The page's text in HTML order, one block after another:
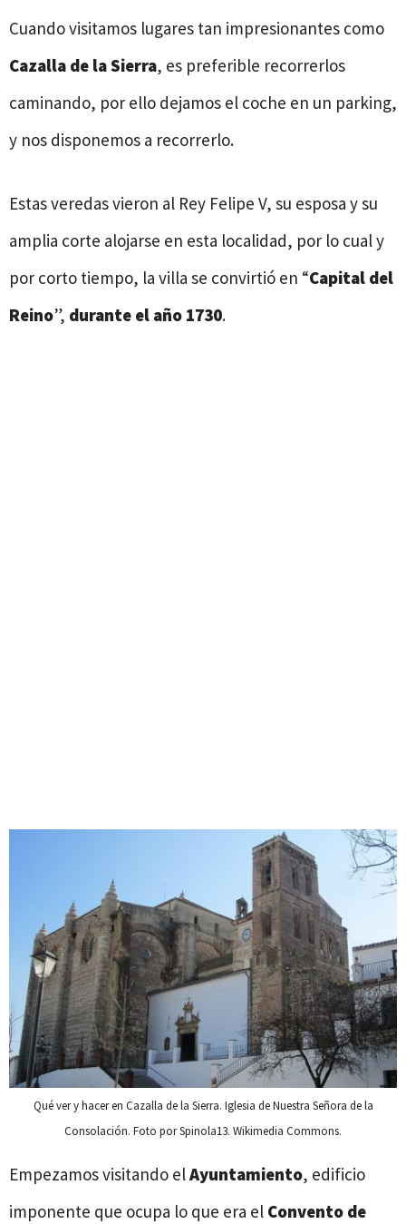
Cuando visitamos lugares tan impresionantes como
Cazalla de la Sierra, es preferible recorrerlos
caminando, por ello dejamos el coche en un parking,
y nos disponemos a recorrerlo.
Estas veredas vieron al Rey Felipe V, su esposa y su
amplia corte alojarse en esta localidad, por lo cual y
por corto tiempo, la villa se convirtió en “Capital del
Reino”, durante el año 1730.
Qué ver y hacer en Cazalla de la Sierra. Iglesia de Nuestra Señora de la
Consolación. Foto por Spinola13. Wikimedia Commons.
Empezamos visitando elAyuntamiento, edificio
imponente que ocupa lo que era el Convento de